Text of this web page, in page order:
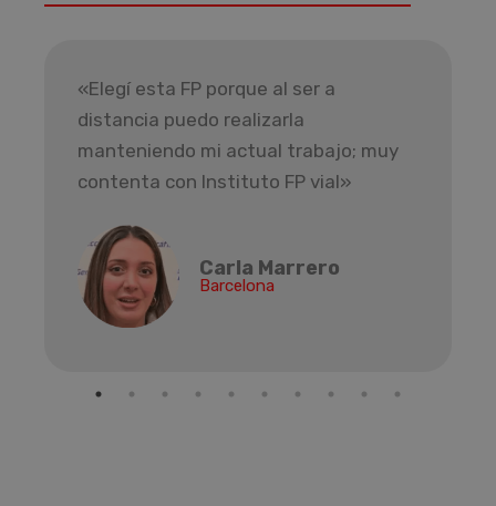
«Elegí esta FP porque al ser a
distancia puedo realizarla
manteniendo mi actual trabajo; muy
contenta con Instituto FP vial»
Carla Marrero
Barcelona